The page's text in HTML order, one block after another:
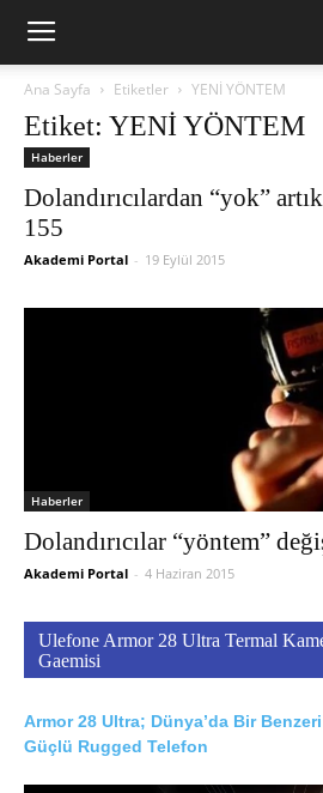
Ana Sayfa Etiketler YENİ YÖNTEM
Etiket: YENİ YÖNTEM
Haberler
Dolandırıcılardan “yok”
155
Akademi Portal - 19 Eylül 2015
Haberler
Dolandırıcılar “yöntem”
Akademi Portal - 4 Haziran 2015
Ulefone Armor 28 Ultra Termal
Gaemisi
Armor 28 Ultra; Dünya’da Bir
Güçlü Rugged Telefon